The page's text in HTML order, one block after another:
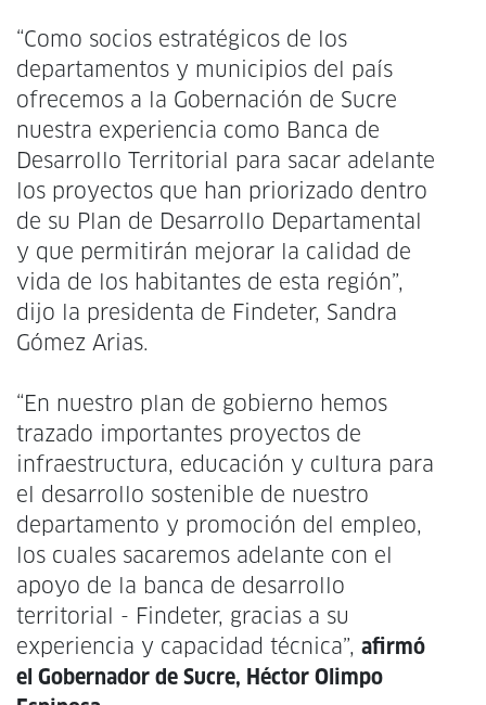
“Como socios estratégicos de los
departamentos y municipios del país
ofrecemos a la Gobernación de Sucre
nuestra experiencia como Banca de
Desarrollo Territorial para sacar adelante
los proyectos que han priorizado dentro
de su Plan de Desarrollo Departamental
y que permitirán mejorar la calidad de
vida de los habitantes de esta región”,
dijo la presidenta de Findeter, Sandra
Gómez Arias.
“En nuestro plan de gobierno hemos
trazado importantes proyectos de
infraestructura, educación y cultura para
el desarrollo sostenible de nuestro
departamento y promoción del empleo,
los cuales sacaremos adelante con el
apoyo de la banca de desarrollo
territorial - Findeter, gracias a su
experiencia y capacidad técnica”, afirmó
el Gobernador de Sucre, Héctor Olimpo